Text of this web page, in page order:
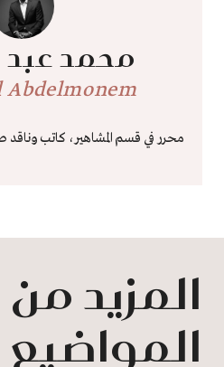
محمد عبد
Abdelmonem
محرر في قسم المشاهير، كاتب وناقد
المزيد من
المواضيع